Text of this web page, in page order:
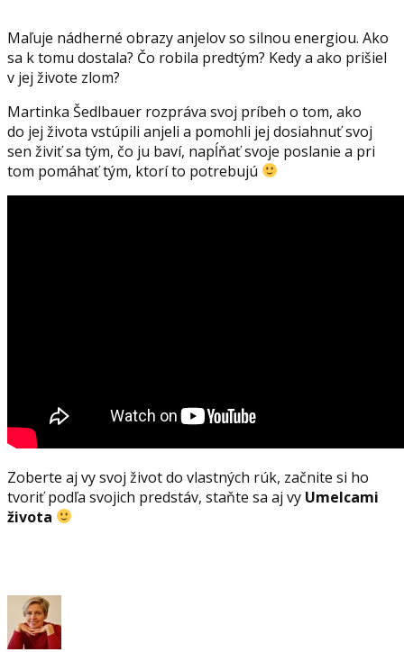
Maľuje nádherné obrazy anjelov so silnou energiou. Ako
sa k tomu dostala? Čo robila predtým? Kedy a ako prišiel
v jej živote zlom?
Martinka Šedlbauer rozpráva svoj príbeh o tom, ako
do jej života vstúpili anjeli a pomohli jej dosiahnuť svoj
sen živiť sa tým, čo ju baví, napĺňať svoje poslanie a pri
tom pomáhať tým, ktorí to potrebujú
Zoberte aj vy svoj život do vlastných rúk, začnite si ho
tvoriť podľa svojich predstáv, staňte sa aj vy Umelcami
života